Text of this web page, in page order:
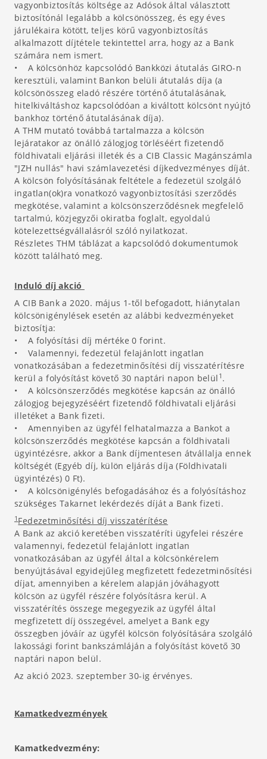
vagyonbiztosítás költsége az Adósok által választott
biztosítónál legalább a kölcsönösszeg, és egy éves
járulékaira kötött, teljes körű vagyonbiztosítás
alkalmazott díjtétele tekintettel arra, hogy az a Bank
számára nem ismert.
• A kölcsönhöz kapcsolódó Bankközi átutalás GIRO-n
keresztüli, valamint Bankon belüli átutalás díja (a
kölcsönösszeg eladó részére történő átutalásának,
hitelkiváltáshoz kapcsolódóan a kiváltott kölcsönt nyújtó
bankhoz történő átutalásának díja).
A THM mutató továbbá tartalmazza a kölcsön
lejáratakor az önálló zálogjog törléséért fizetendő
földhivatali eljárási illeték és a CIB Classic Magánszámla
"JZH nullás" havi számlavezetési díjkedvezményes díját.
A kölcsön folyósításának feltétele a fedezetül szolgáló
ingatlan(ok)ra vonatkozó vagyonbiztosítási szerződés
megkötése, valamint a kölcsönszerződésnek megfelelő
tartalmú, közjegyzői okiratba foglalt, egyoldalú
kötelezettségvállalásról szóló nyilatkozat.
Részletes THM táblázat a kapcsolódó dokumentumok
között található meg.
Induló díj akció
A CIB Bank a 2020. május 1-től befogadott, hiánytalan
kölcsönigénylések esetén az alábbi kedvezményeket
biztosítja:
• A folyósítási díj mértéke 0 forint.
• Valamennyi, fedezetül felajánlott ingatlan
vonatkozásában a fedezetminősítési díj visszatérítésre
kerül a folyósítást követő 30 naptári napon belül 1 .
• A kölcsönszerződés megkötése kapcsán az önálló
zálogjog bejegyzéséért fizetendő földhivatali eljárási
illetéket a Bank fizeti.
• Amennyiben az ügyfél felhatalmazza a Bankot a
kölcsönszerződés megkötése kapcsán a földhivatali
ügyintézésre, akkor a Bank díjmentesen átvállalja ennek
költségét (Egyéb díj, külön eljárás díja (Földhivatali
ügyintézés) 0 Ft).
• A kölcsönigénylés befogadásához és a folyósításhoz
szükséges Takarnet lekérdezés díját a Bank fizeti.
1Fedezetminősítési díj visszatérítése
A Bank az akció keretében visszatéríti ügyfelei részére
valamennyi, fedezetül felajánlott ingatlan
vonatkozásában az ügyfél által a kölcsönkérelem
benyújtásával egyidejűleg megfizetett fedezetminősítési
díjat, amennyiben a kérelem alapján jóváhagyott
kölcsön az ügyfél részére folyósításra kerül. A
visszatérítés összege megegyezik az ügyfél által
megfizetett díj összegével, amelyet a Bank egy
összegben jóváír az ügyfél kölcsön folyósítására szolgáló
lakossági forint bankszámláján a folyósítást követő 30
naptári napon belül.
Az akció 2023. szeptember 30-ig érvényes.
Kamatkedvezmények
Kamatkedvezmény: